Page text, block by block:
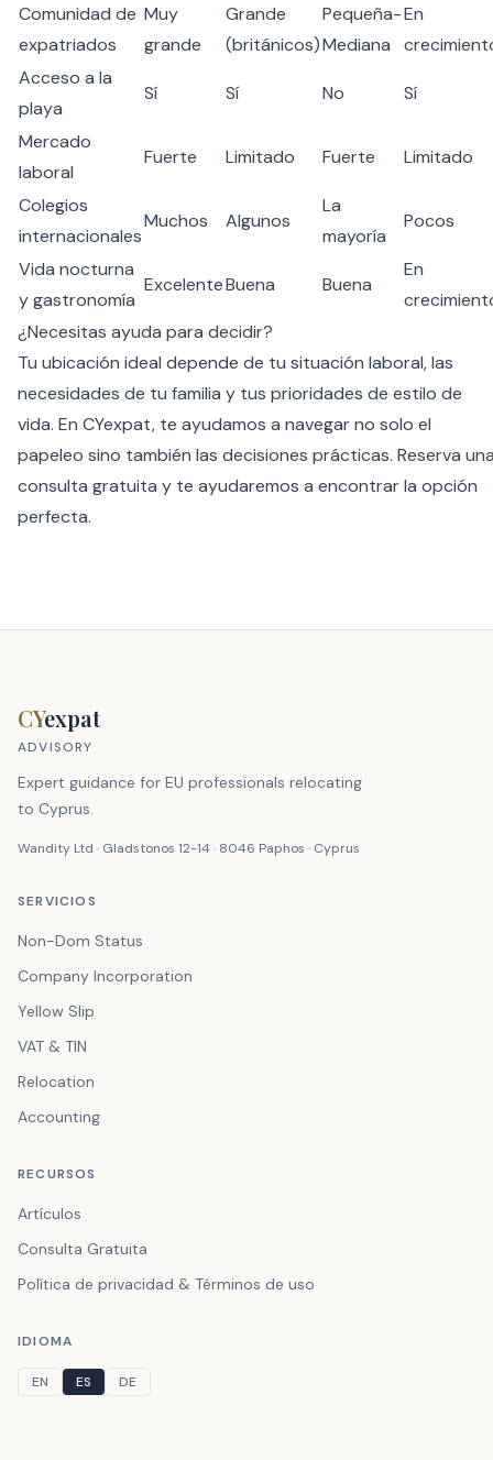
Comunidad de
expatriados
Muy
grande
Grande
(británicos)
Pequeña-
Mediana
En
Acceso a la
playa
Sí Sí No Sí
Mercado
laboral
Fuerte Limitado Fuerte Limitado
Colegios
internacionales
Muchos Algunos
La
mayoría
Pocos
Vida nocturna
y gastronomía
ExcelenteBuena Buena
En
¿Necesitas ayuda para decidir?
Tu ubicación ideal depende de tu situación laboral, las
necesidades de tu familia y tus prioridades de estilo de
vida. En CYexpat, te ayudamos a navegar no solo el
papeleo sino también las decisiones prácticas. Reserva
consulta gratuita y te ayudaremos a encontrar la opción
perfecta.
CYexpat
ADVISORY
Expert guidance for EU professionals relocating
to Cyprus.
Wandity Ltd · Gladstonos 12-14 · 8046 Paphos · Cyprus
SERVICIOS
Non-Dom Status
Company Incorporation
Yellow Slip
VAT & TIN
Relocation
Accounting
RECURSOS
Artículos
Consulta Gratuita
Política de privacidad & Términos de uso
IDIOMA
EN ES DE